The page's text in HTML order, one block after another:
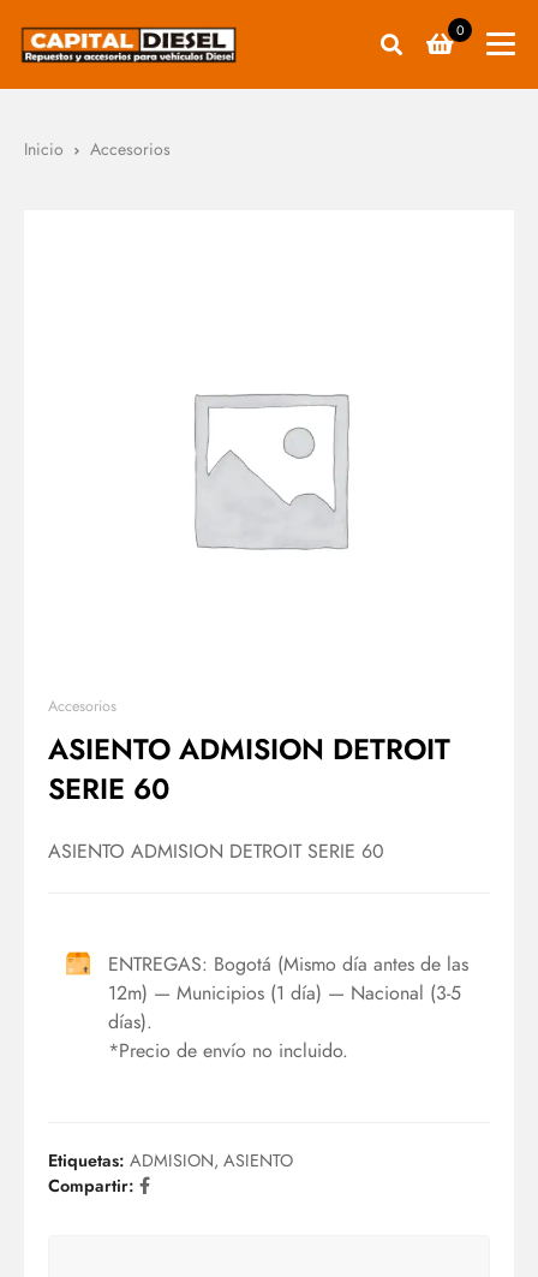
0
Inicio Accesorios
Accesorios
ASIENTO ADMISION DETROIT
SERIE 60
ASIENTO ADMISION DETROIT SERIE 60
ENTREGAS: Bogotá (Mismo día antes de las
12m) — Municipios (1 día) — Nacional (3-5
días).
*Precio de envío no incluido.
Etiquetas: ADMISION, ASIENTO
Compartir: